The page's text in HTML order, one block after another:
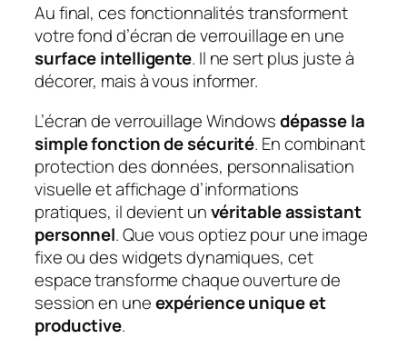
Au final, ces fonctionnalités transforment
votre fond d’écran de verrouillage en une
surface intelligente. Il ne sert plus juste à
décorer, mais à vous informer.
L’écran de verrouillage Windowsdépasse la
simple fonction de sécurité. En combinant
protection des données, personnalisation
visuelle et affichage d’informations
pratiques, il devient unvéritable assistant
personnel. Que vous optiez pour une image
fixe ou des widgets dynamiques, cet
espace transforme chaque ouverture de
session en uneexpérience unique et
productive.